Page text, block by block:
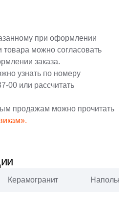
при оформлении
товара можно согласовать
заказа.
узнать по номеру
00 или рассчитать
продажам можно прочитать
Керамогранит